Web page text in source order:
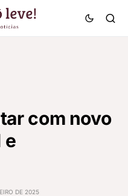
com novo
e
DE 2025